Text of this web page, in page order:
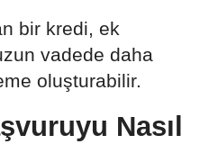
bir kredi, ek
vadede daha
oluşturabilir.
Nasıl